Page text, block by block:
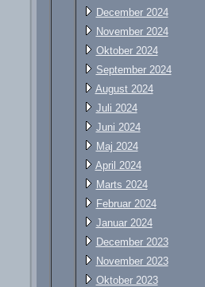
December 2024
November 2024
Oktober 2024
September 2024
August 2024
Juli 2024
Juni 2024
Maj 2024
April 2024
Marts 2024
Februar 2024
Januar 2024
December 2023
November 2023
Oktober 2023